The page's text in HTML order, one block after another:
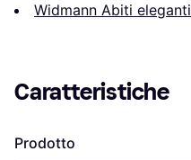
Widmann Abiti eleganti
Caratteristiche
Prodotto